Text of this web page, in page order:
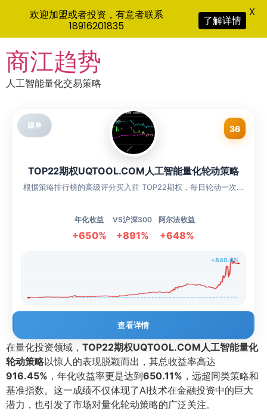
to
content
商江趋势
人工智能量化交易策略
跟单 36
TOP22期权UQTOOL.COM人工智能量化轮动策略
根据策略排行榜的高级评分买入前 TOP22期权，每日轮动一次...
年化收益
+650%
VS沪深300
+891%
阿尔法收益
+648%
+840.6%
查看详情
在量化投资领域， TOP22期权UQTOOL.COM人工智能量化
轮动策略以惊人的表现脱颖而出，其总收益率高达
916.45% ，年化收益率更是达到650.11% ，远超同类策略和
基准指数。这一成绩不仅体现了AI技术在金融投资中的巨大
潜力，也引发了市场对量化轮动策略的广泛关注。
欢迎加盟或者投资，有意者联系
18916201835
了解详情
X